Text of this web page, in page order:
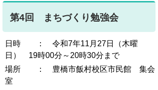
第4回 まちづくり勉強会
日時 ： 令和7年11月27日（木曜
日） 19時00分～20時30分まで
場所 ： 豊橋市飯村校区市民館 集会
室